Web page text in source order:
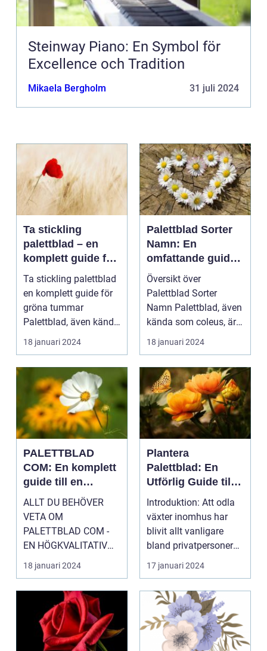
Steinway Piano: En Symbol för
Excellence och Tradition
Mikaela Bergholm 31 juli 2024
Ta stickling
palettblad – en
komplett guide för
gröna tummar
Ta stickling palettblad
en komplett guide för
gröna tummar
Palettblad, även känd
som krukpelargon ...
18 januari 2024
Palettblad Sorter
Namn: En
omfattande guide
till denna populära
växt
Översikt över
Palettblad Sorter
Namn Palettblad, även
kända som coleus, är
en färgglad och
populär ...
18 januari 2024
PALETTBLAD
COM: En komplett
guide till en
trendig
inomhusväxt
ALLT DU BEHÖVER
VETA OM
PALETTBLAD COM -
EN HÖGKVALITATIV
ÖVERSIKT Introduktion
Palettblad com, ell...
18 januari 2024
Plantera
Palettblad: En
Utförlig Guide till
Populära
Inomhusväxter
Introduktion: Att odla
växter inomhus har
blivit allt vanligare
bland privatpersoner
för att skapa e...
17 januari 2024